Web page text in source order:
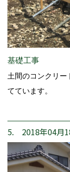
基礎工事
土間のコンクリー
てています。
5. 2018年04月